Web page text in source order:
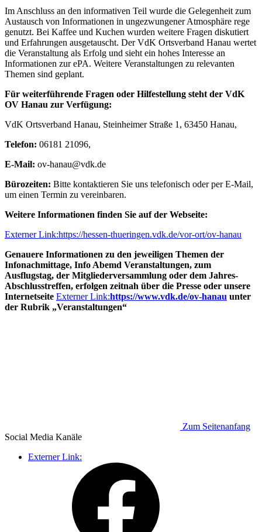
Im Anschluss an den informativen Teil wurde die Gelegenheit zum
Austausch von Informationen in ungezwungener Atmosphäre rege
genutzt. Bei Kaffee und Kuchen wurden weitere Fragen diskutiert
und Erfahrungen ausgetauscht. Der VdK Ortsverband Hanau wertet
die Veranstaltung als Erfolg und sieht ein hohes Interesse an
Informationen zur ePA. Weitere Veranstaltungen zu relevanten
Themen sind geplant.
Für weiterführende Fragen oder Hilfestellung steht der VdK
OV Hanau zur Verfügung:
VdK Ortsverband Hanau, Steinheimer Straße 1, 63450 Hanau,
Telefon: 06181 21096,
E-Mail: ov-hanau@vdk.de
Bürozeiten: Bitte kontaktieren Sie uns telefonisch oder per E-Mail,
um einen Termin zu vereinbaren.
Weitere Informationen finden Sie auf der Webseite:
Externer Link:https://hessen-thueringen.vdk.de/vor-ort/ov-hanau
Genauere Informationen zu den jeweiligen Themen der
Infonachmittage, Info Abemd Veranstaltungen, zum
Ausflugstag, der Mitgliederversammlung oder dem Jahres-
Abschlusstreffen, erfolgen zeitnah über die Presse oder unsere
Internetseite Externer Link:https://www.vdk.de/ov-hanau unter
der Rubrik „Veranstaltungen“
Zum Seitenanfang
Social Media Kanäle
Externer Link: